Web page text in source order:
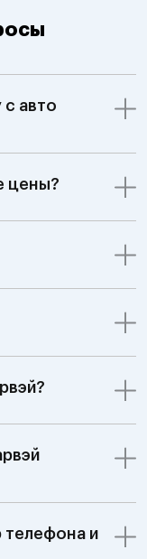
с авто
цены?
телефона и